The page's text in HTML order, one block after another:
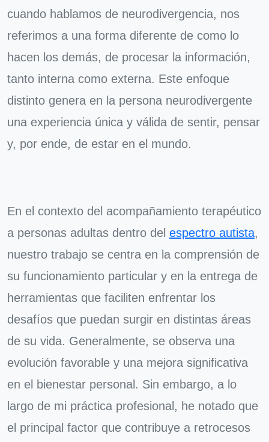
cuando hablamos de neurodivergencia, nos
referimos a una forma diferente de como lo
hacen los demás, de procesar la información,
tanto interna como externa. Este enfoque
distinto genera en la persona neurodivergente
una experiencia única y válida de sentir, pensar
y, por ende, de estar en el mundo.
En el contexto del acompañamiento terapéutico
a personas adultas dentro del espectro autista,
nuestro trabajo se centra en la comprensión de
su funcionamiento particular y en la entrega de
herramientas que faciliten enfrentar los
desafíos que puedan surgir en distintas áreas
de su vida. Generalmente, se observa una
evolución favorable y una mejora significativa
en el bienestar personal. Sin embargo, a lo
largo de mi práctica profesional, he notado que
el principal factor que contribuye a retrocesos